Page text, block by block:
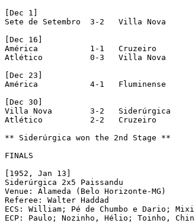
[Dec 1]
Sete de Setembro  3-2	Villa Nova
[Dec 16]
América		  1-1	Cruzeiro
Atlético	  0-3	Villa Nova
[Dec 23]
América		  4-1	Fluminense
[Dec 30]
Villa Nova	  3-2	Siderúrgica
Atlético	  2-2	Cruzeiro
** Siderúrgica won the 2nd Stage **
FINALS
[1952, Jan 13]
Siderúrgica 2x5 Paissandu
Venue: Alameda (Belo Horizonte-MG)
Referee: Walter Haddad
ECS: William; Pé de Chumbo e Dario;
ECP: Paulo; Nozinho, Hélio; Toinho,